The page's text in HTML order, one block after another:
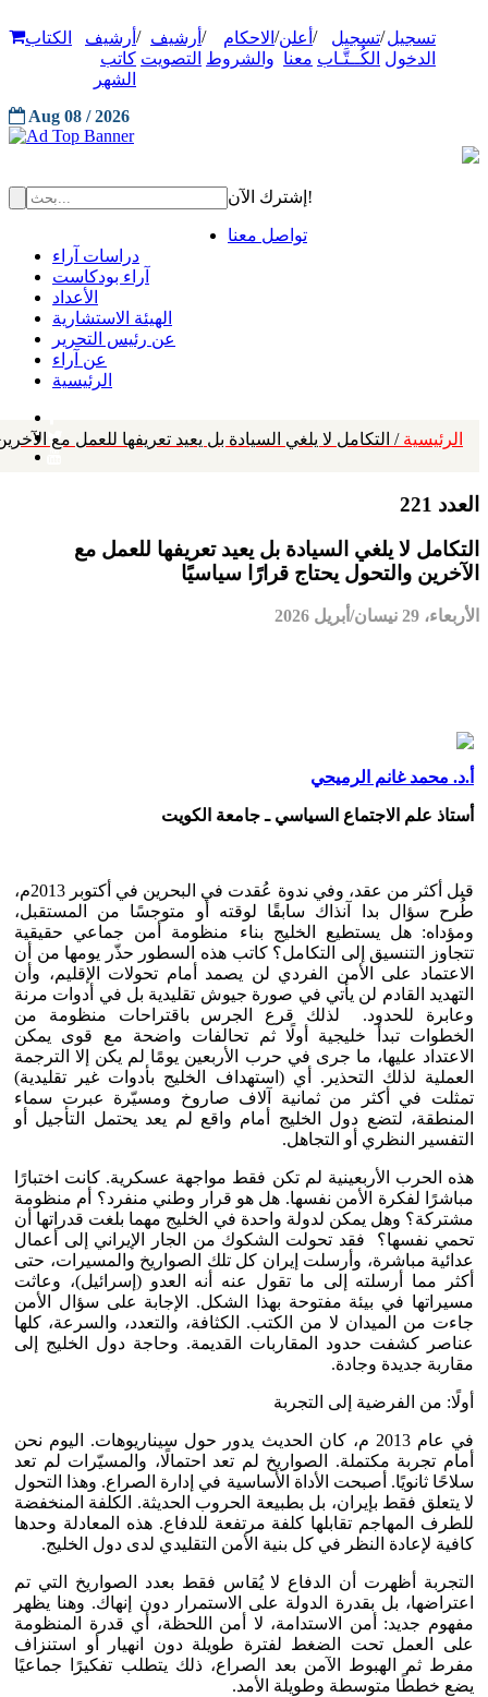
تسجيل
الدخول
/تسجيل
الكُــتَّـاب
/ أعلن
معنا
/ الاحكام
والشروط
/ أرشيف
التصويت
/ أرشيف
كاتب
الشهر
الكتاب
Aug 08 / 2026
إشترك الآن!
تواصل معنا
دراسات آراء
آراء بودكاست
الأعداد
الهيئة الاستشارية
عن رئيس التحرير
عن آراء
الرئيسية
الرئيسية / التكامل لا يلغي السيادة بل يعيد تعريفها للعمل مع
العدد 221
التكامل لا يلغي السيادة بل يعيد تعريفها للعمل مع
الآخرين والتحول يحتاج قرارًا سياسيًا
الأربعاء، 29 نيسان/أبريل 2026
أ.د. محمد غانم الرميحي
أستاذ علم الاجتماع السياسي ـ جامعة الكويت
قبل أكثر من عقد، وفي ندوة عُقدت في البحرين في أكتوبر 2013م،
طُرح سؤال بدا آنذاك سابقًا لوقته أو متوجسًا من المستقبل،
ومؤداه: هل يستطيع الخليج بناء منظومة أمن جماعي حقيقية
تتجاوز التنسيق إلى التكامل؟ كاتب هذه السطور حذّر يومها من أن
الاعتماد على الأمن الفردي لن يصمد أمام تحولات الإقليم، وأن
التهديد القادم لن يأتي في صورة جيوش تقليدية بل في أدوات مرنة
وعابرة للحدود. لذلك قرع الجرس باقتراحات منظومة من
الخطوات تبدأ خليجية أولًا ثم تحالفات واضحة مع قوى يمكن
الاعتداد عليها، ما جرى في حرب الأربعين يومًا لم يكن إلا الترجمة
العملية لذلك التحذير. أي (استهداف الخليج بأدوات غير تقليدية)
تمثلت في أكثر من ثمانية آلاف صاروخ ومسيّرة عبرت سماء
المنطقة، لتضع دول الخليج أمام واقع لم يعد يحتمل التأجيل أو
التفسير النظري أو التجاهل.
هذه الحرب الأربعينية لم تكن فقط مواجهة عسكرية. كانت اختبارًا
مباشرًا لفكرة الأمن نفسها. هل هو قرار وطني منفرد؟ أم منظومة
مشتركة؟ وهل يمكن لدولة واحدة في الخليج مهما بلغت قدراتها أن
تحمي نفسها؟ فقد تحولت الشكوك من الجار الإيراني إلى أعمال
عدائية مباشرة، وأرسلت إيران كل تلك الصواريخ والمسيرات، حتى
أكثر مما أرسلته إلى ما تقول عنه أنه العدو (إسرائيل)، وعاثت
مسيراتها في بيئة مفتوحة بهذا الشكل. الإجابة على سؤال الأمن
جاءت من الميدان لا من الكتب. الكثافة، والتعدد، والسرعة، كلها
عناصر كشفت حدود المقاربات القديمة. وحاجة دول الخليج إلى
مقاربة جديدة وجادة.
أولًا: من الفرضية إلى التجربة
في عام 2013 م، كان الحديث يدور حول سيناريوهات. اليوم نحن
أمام تجربة مكتملة. الصواريخ لم تعد احتمالًا، والمسيّرات لم تعد
سلاحًا ثانويًا. أصبحت الأداة الأساسية في إدارة الصراع. وهذا التحول
لا يتعلق فقط بإيران، بل بطبيعة الحروب الحديثة. الكلفة المنخفضة
للطرف المهاجم تقابلها كلفة مرتفعة للدفاع. هذه المعادلة وحدها
كافية لإعادة النظر في كل بنية الأمن التقليدي لدى دول الخليج.
التجربة أظهرت أن الدفاع لا يُقاس فقط بعدد الصواريخ التي تم
اعتراضها، بل بقدرة الدولة على الاستمرار دون إنهاك. وهنا يظهر
مفهوم جديد: أمن الاستدامة، لا أمن اللحظة، أي قدرة المنظومة
على العمل تحت الضغط لفترة طويلة دون انهيار أو استنزاف
مفرط ثم الهبوط الآمن بعد الصراع، ذلك يتطلب تفكيرًا جماعيًا
يضع خططًا متوسطة وطويلة الأمد.